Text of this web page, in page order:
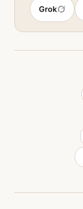
Grok